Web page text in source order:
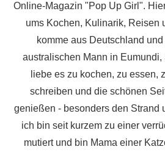
Online-Magazin "Pop Up Girl".
ums Kochen, Kulinarik, Reisen
komme aus Deutschland
australischen Mann in Eumundi,
liebe es zu kochen, zu essen,
schreiben und die schönen
genießen - besonders den Strand
ich bin seit kurzem zu einer
mutiert und bin Mama einer